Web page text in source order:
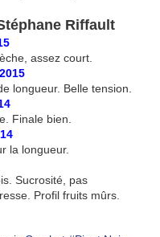
Riffault
assez court.
longueur. Belle tension.
Finale bien.
la longueur.
Sucrosité, pas
Profil fruits mûrs.